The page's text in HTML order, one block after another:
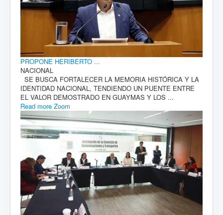
PROPONE HERIBERTO ...
NACIONAL
SE BUSCA FORTALECER LA MEMORIA HISTÓRICA Y LA
IDENTIDAD NACIONAL, TENDIENDO UN PUENTE ENTRE
EL VALOR DEMOSTRADO EN GUAYMAS Y LOS ...
Read more Zoom